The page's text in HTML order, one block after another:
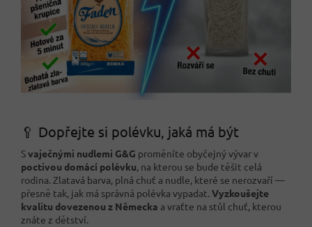
🥄 Dopřejte si polévku, jaká má být
Svaječnými nudlemi G&G proměníte obyčejný vývar v
poctivou domácí polévku, na kterou se bude těšit celá
rodina. Zlatavá barva, plná chuť a nudle, které se nerozvaří —
přesně tak, jak má správná polévka vypadat.Vyzkoušejte
kvalitu dovezenou z Německa a vraťte na stůl chuť, kterou
znáte z dětství.